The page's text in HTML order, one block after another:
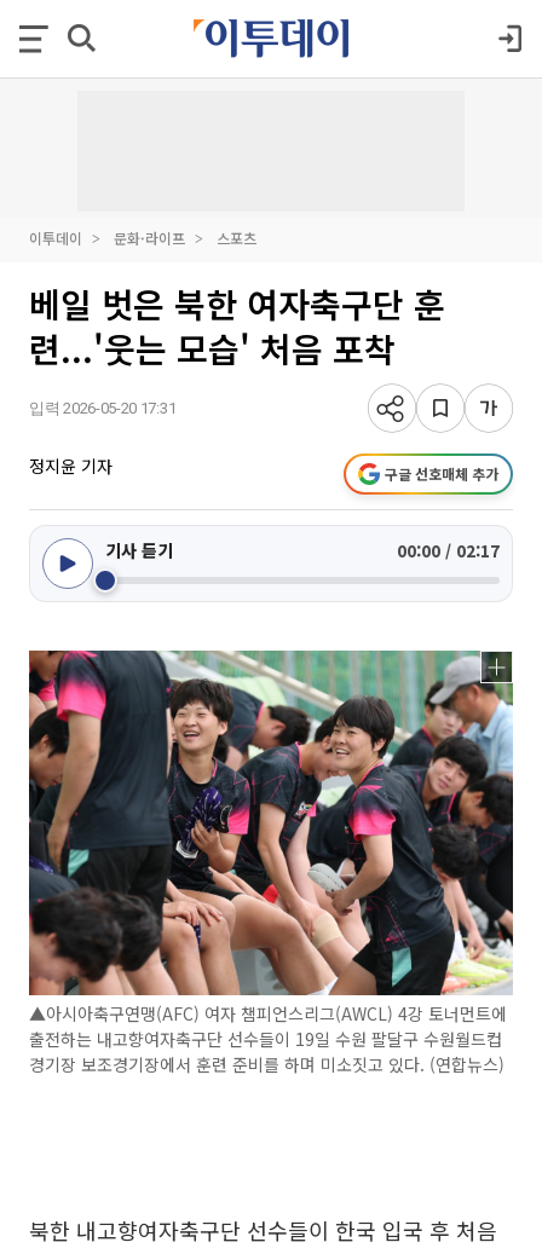
이투데이 문화·라이프 스포츠
베일 벗은 북한 여자축구단 훈
련...'웃는 모습' 처음 포착
입력 2026-05-20 17:31
정지윤 기자 구글 선호매체 추가
기사 듣기 00:00 / 02:17
▲아시아축구연맹(AFC) 여자 챔피언스리그(AWCL) 4강 토너먼트에
출전하는 내고향여자축구단 선수들이 19일 수원 팔달구 수원월드컵
경기장 보조경기장에서 훈련 준비를 하며 미소짓고 있다. (연합뉴스)
북한 내고향여자축구단 선수들이 한국 입국 후 처음